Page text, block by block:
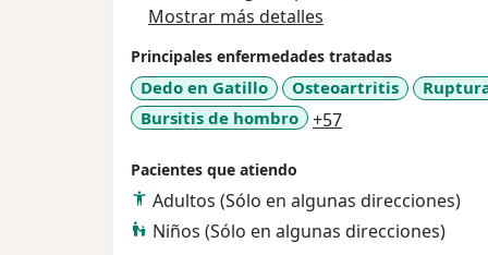
Síndrome de manguito rotador
Síndrome del canal de Guyon (compresión
Lesión del nervio radial, mediano o cubital
Neuropatías traumáticas o atrapamientos
Sindactilia (fusión de dedos)
Polidactilia (dedos adicionales)
Hipoplasia del pulgar
Mano en garra o deformidades congénitas
Laceraciones y heridas profundas
Pérdida de piel y tejidos blandos
Mostrar más detalles
Principales enfermedades tratadas
Dedo en Gatillo Osteoartritis
Bursitis de hombro
+57
Pacientes que atiendo
Adultos (Sólo en algunas direcciones)
Niños (Sólo en algunas direcciones)